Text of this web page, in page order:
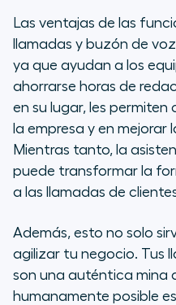
Las ventajas de las
llamadas y buzón de
ya que ayudan a los
ahorrarse horas de
en su lugar, les
la empresa y en mejorar
Mientras tanto, la
puede transformar la
a las llamadas de
Además, esto no solo
agilizar tu negocio. Tus
son una auténtica mina
humanamente posible